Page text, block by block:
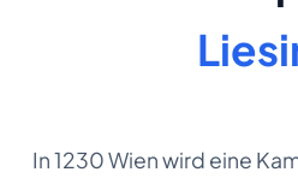
In 1230 Wien wird eine